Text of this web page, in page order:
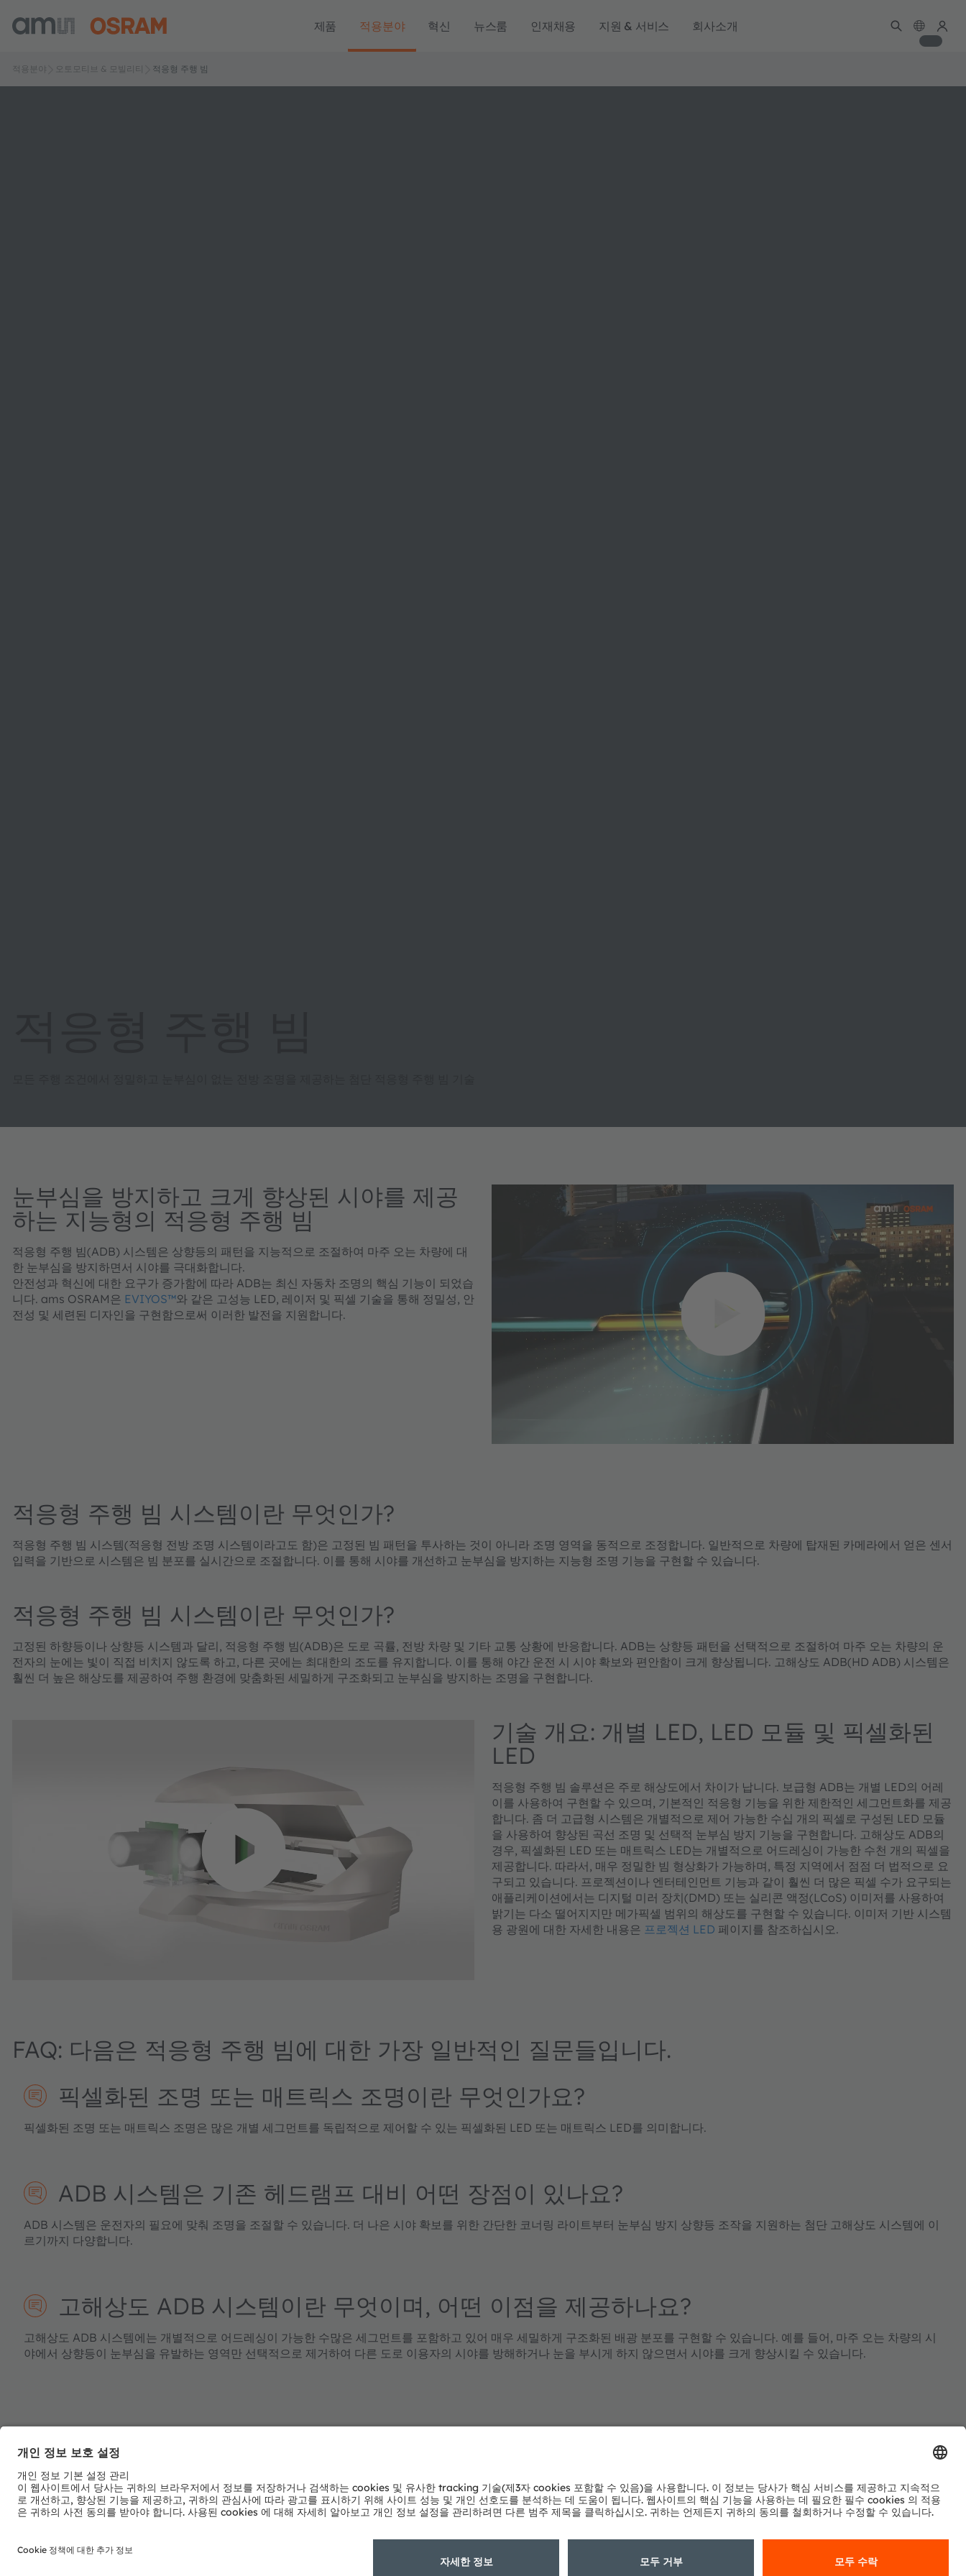
제품 적용분야 혁신 뉴스룸 인재채용 지원 & 서비스 회사소개
적용분야 오토모티브 & 모빌리티 적응형 주행 빔
눈부심을 방지하고 크게 향상된 시야를 제공
하는 지능형의 적응형 주행 빔
적응형 주행 빔(ADB) 시스템은 상향등의 패턴을 지능적으로 조절하여 마주 오는 차량에 대
한 눈부심을 방지하면서 시야를 극대화합니다.
안전성과 혁신에 대한 요구가 증가함에 따라 ADB는 최신 자동차 조명의 핵심 기능이 되었습
니다. ams OSRAM은 EVIYOS™와 같은 고성능 LED, 레이저 및 픽셀 기술을 통해 정밀성, 안
전성 및 세련된 디자인을 구현함으로써 이러한 발전을 지원합니다.
적응형 주행 빔 시스템이란 무엇인가?
적응형 주행 빔 시스템(적응형 전방 조명 시스템이라고도 함)은 고정된 빔 패턴을 투사하는 것이 아니라 조명 영역을 동적으로 조정합니다. 일반적으로 차량에 탑재된 카메라에서 얻은 센서
입력을 기반으로 시스템은 빔 분포를 실시간으로 조절합니다. 이를 통해 시야를 개선하고 눈부심을 방지하는 지능형 조명 기능을 구현할 수 있습니다.
적응형 주행 빔 시스템이란 무엇인가?
고정된 하향등이나 상향등 시스템과 달리, 적응형 주행 빔(ADB)은 도로 곡률, 전방 차량 및 기타 교통 상황에 반응합니다. ADB는 상향등 패턴을 선택적으로 조절하여 마주 오는 차량의 운
전자의 눈에는 빛이 직접 비치지 않도록 하고, 다른 곳에는 최대한의 조도를 유지합니다. 이를 통해 야간 운전 시 시야 확보와 편안함이 크게 향상됩니다. 고해상도 ADB(HD ADB) 시스템은
훨씬 더 높은 해상도를 제공하여 주행 환경에 맞춤화된 세밀하게 구조화되고 눈부심을 방지하는 조명을 구현합니다.
기술 개요: 개별 LED, LED 모듈 및 픽셀화된
LED
적응형 주행 빔 솔루션은 주로 해상도에서 차이가 납니다. 보급형 ADB는 개별 LED의 어레
이를 사용하여 구현할 수 있으며, 기본적인 적응형 기능을 위한 제한적인 세그먼트화를 제공
합니다. 좀 더 고급형 시스템은 개별적으로 제어 가능한 수십 개의 픽셀로 구성된 LED 모듈
을 사용하여 향상된 곡선 조명 및 선택적 눈부심 방지 기능을 구현합니다. 고해상도 ADB의
경우, 픽셀화된 LED 또는 매트릭스 LED는 개별적으로 어드레싱이 가능한 수천 개의 픽셀을
제공합니다. 따라서, 매우 정밀한 빔 형상화가 가능하며, 특정 지역에서 점점 더 법적으로 요
구되고 있습니다. 프로젝션이나 엔터테인먼트 기능과 같이 훨씬 더 많은 픽셀 수가 요구되는
애플리케이션에서는 디지털 미러 장치(DMD) 또는 실리콘 액정(LCoS) 이미저를 사용하여
밝기는 다소 떨어지지만 메가픽셀 범위의 해상도를 구현할 수 있습니다. 이미저 기반 시스템
용 광원에 대한 자세한 내용은 프로젝션 LED 페이지를 참조하십시오.
FAQ: 다음은 적응형 주행 빔에 대한 가장 일반적인 질문들입니다.
픽셀화된 조명 또는 매트릭스 조명이란 무엇인가요?
픽셀화된 조명 또는 매트릭스 조명은 많은 개별 세그먼트를 독립적으로 제어할 수 있는 픽셀화된 LED 또는 매트릭스 LED를 의미합니다.
ADB 시스템은 기존 헤드램프 대비 어떤 장점이 있나요?
ADB 시스템은 운전자의 필요에 맞춰 조명을 조절할 수 있습니다. 더 나은 시야 확보를 위한 간단한 코너링 라이트부터 눈부심 방지 상향등 조작을 지원하는 첨단 고해상도 시스템에 이
르기까지 다양합니다.
고해상도 ADB 시스템이란 무엇이며, 어떤 이점을 제공하나요?
고해상도 ADB 시스템에는 개별적으로 어드레싱이 가능한 수많은 세그먼트를 포함하고 있어 매우 세밀하게 구조화된 배광 분포를 구현할 수 있습니다. 예를 들어, 마주 오는 차량의 시
야에서 상향등이 눈부심을 유발하는 영역만 선택적으로 제거하여 다른 도로 이용자의 시야를 방해하거나 눈을 부시게 하지 않으면서 시야를 크게 향상시킬 수 있습니다.
추천 제품